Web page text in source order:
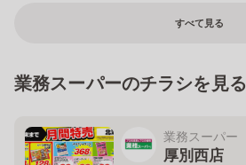
すべて見る
業務スーパーのチラシを見る
業務スーパー
厚別西店